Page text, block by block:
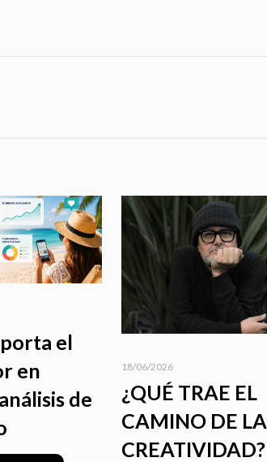
el
en
de
18/06/2026
¿QUÉ TRAE EL
CAMINO DE LA
CREATIVIDAD?